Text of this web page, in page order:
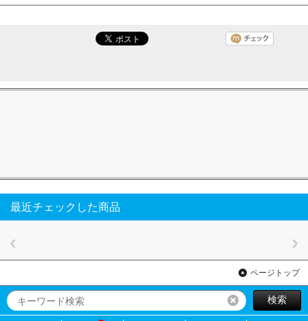
最近チェックした商品
ページトップ
リセット検索